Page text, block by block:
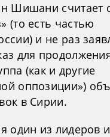
Шишани считает
(то есть частью
и не раз
для
(как и другие
оппозиции»)
в Сирии.
один из лидеров и